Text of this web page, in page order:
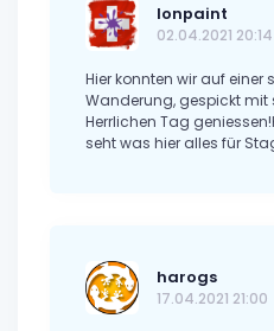
Ionpaint
02.04.2021 20:14
Hier konnten wir auf
Wanderung, gespickt mit
Herrlichen Tag
seht was hier alles für
harogs
17.04.2021 21:00